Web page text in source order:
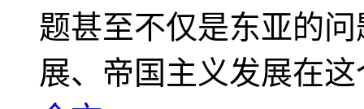
题甚至不仅是东亚的
展、帝国主义发展在